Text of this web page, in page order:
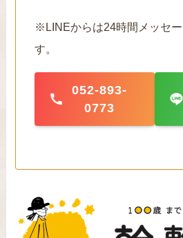
※LINEからは24時間メッセ
す。
052-893-
0773